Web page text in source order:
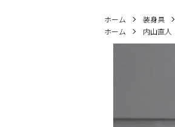
ホーム 装身具
ホーム
内山直人